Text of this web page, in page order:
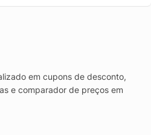
em cupons de desconto,
e comparador de preços em